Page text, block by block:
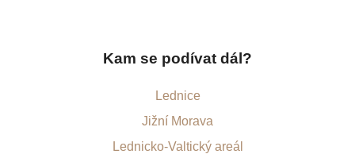
Kam se podívat dál?
Lednice
Jižní Morava
Lednicko-Valtický areál